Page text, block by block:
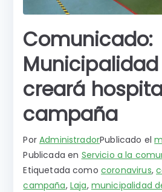
Comunicado:
creará
campaña
PorAdministradorPublicado el
Publicada en Servicio a la
Etiquetada como coronavirus,
campaña, Laja, municipalidad